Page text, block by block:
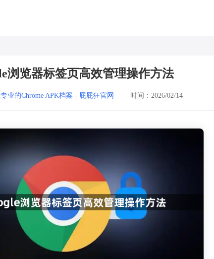
浏览器标签页高效管理操作方法
业的Chrome APK档案 - 屁屁狂官网 时间：2026/02/14